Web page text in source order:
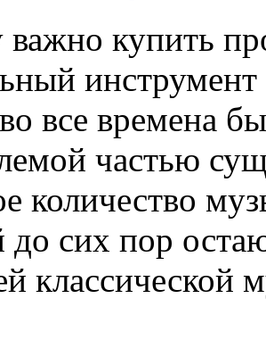
все времена
частью
количество
до сих пор